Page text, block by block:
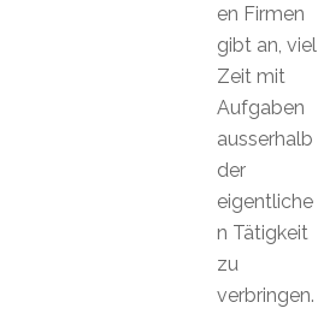
en Firmen
gibt an, viel
Zeit mit
Aufgaben
ausserhalb
der
eigentliche
n Tätigkeit
zu
verbringen.